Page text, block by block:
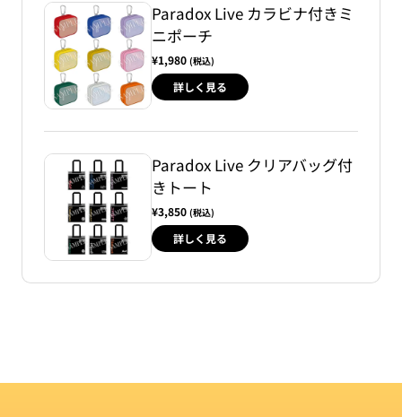
Paradox Live カラビナ付きミ
ニポーチ
¥1,980 (税込)
詳しく見る
Paradox Live クリアバッグ付
きトート
¥3,850 (税込)
詳しく見る